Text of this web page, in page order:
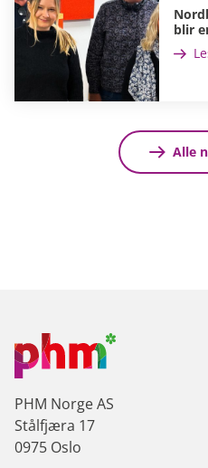
blir
Alle
PHM Norge AS
Stålfjæra 17
0975 Oslo